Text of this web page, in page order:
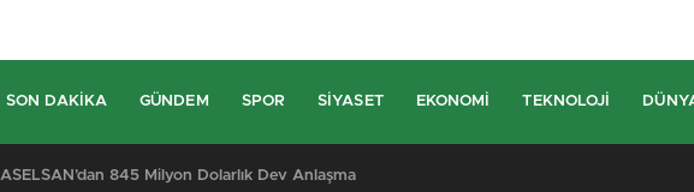
SON DAKIKA GÜNDEM SPOR SIYASET EKONOMI TEKNOLOJI
ASELSAN’dan 845 Milyon Dolarlık Dev Anlaşma